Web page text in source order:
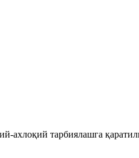
ахлоқий тарбиялашга